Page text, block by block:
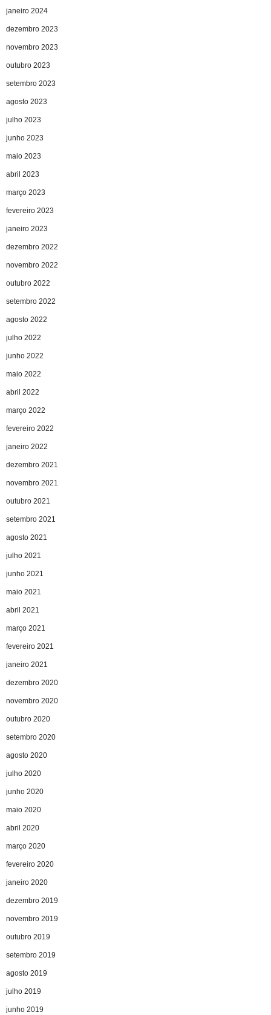
janeiro 2024
dezembro 2023
novembro 2023
outubro 2023
setembro 2023
agosto 2023
julho 2023
junho 2023
maio 2023
abril 2023
março 2023
fevereiro 2023
janeiro 2023
dezembro 2022
novembro 2022
outubro 2022
setembro 2022
agosto 2022
julho 2022
junho 2022
maio 2022
abril 2022
março 2022
fevereiro 2022
janeiro 2022
dezembro 2021
novembro 2021
outubro 2021
setembro 2021
agosto 2021
julho 2021
junho 2021
maio 2021
abril 2021
março 2021
fevereiro 2021
janeiro 2021
dezembro 2020
novembro 2020
outubro 2020
setembro 2020
agosto 2020
julho 2020
junho 2020
maio 2020
abril 2020
março 2020
fevereiro 2020
janeiro 2020
dezembro 2019
novembro 2019
outubro 2019
setembro 2019
agosto 2019
julho 2019
junho 2019